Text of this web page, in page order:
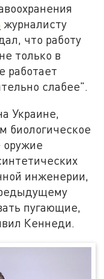
журналисту
что работу
только в
работает
слабее".
Украине,
биологическое
оружие
инженерии,
пугающие,
Кеннеди.